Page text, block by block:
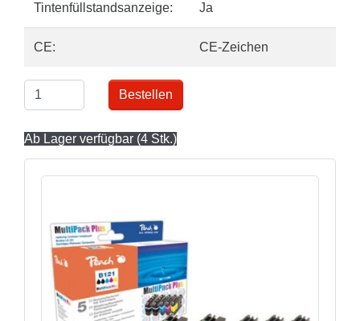
Tintenfüllstandsanzeige: Ja
CE: CE-Zeichen
Bestellen
Ab Lager verfügbar (4 Stk.)